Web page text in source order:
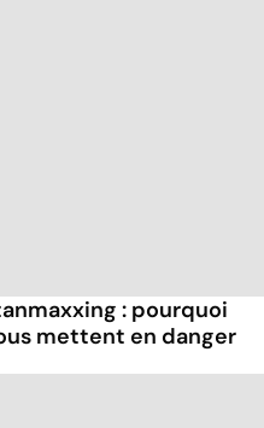
: pourquoi
mettent en danger